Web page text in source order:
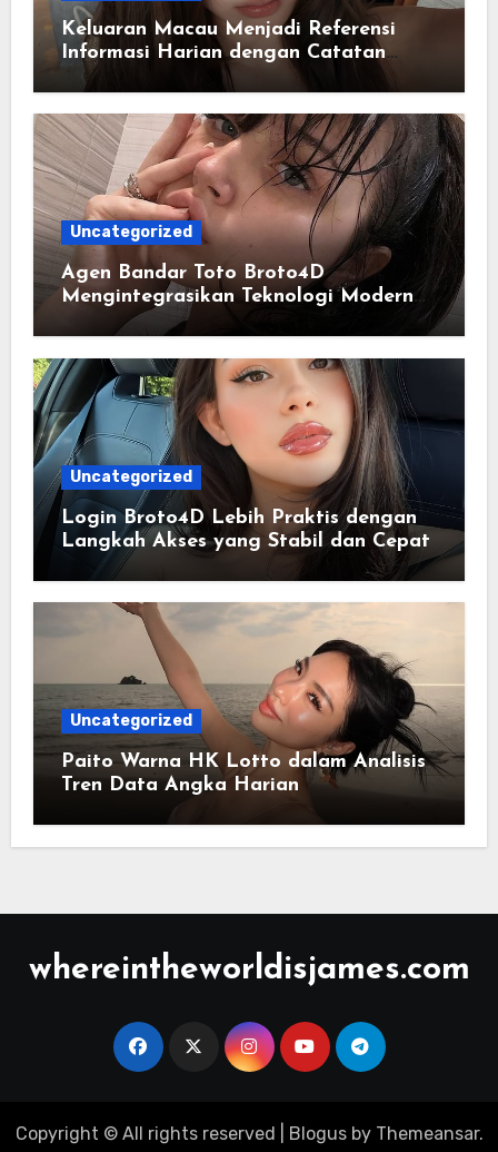
Keluaran Macau Menjadi Referensi
Informasi Harian dengan Catatan
Data yang Lebih Lengkap
Uncategorized
Agen Bandar Toto Broto4D
Mengintegrasikan Teknologi Modern
dalam Penyajian Informasi Digital
Uncategorized
Login Broto4D Lebih Praktis dengan
Langkah Akses yang Stabil dan Cepat
Uncategorized
Paito Warna HK Lotto dalam Analisis
Tren Data Angka Harian
whereintheworldisjames.com
Copyright © All rights reserved Blogusby Themeansar.